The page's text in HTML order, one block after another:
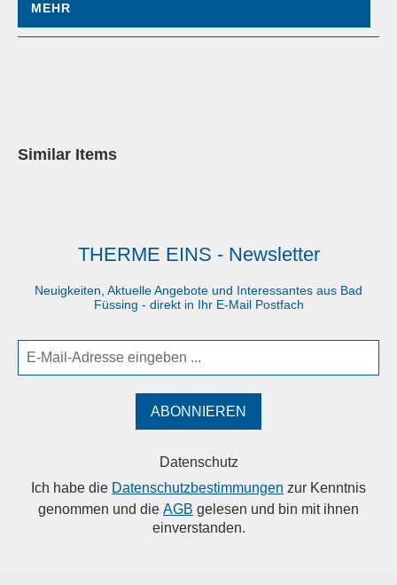
MEHR
Produktgalerie überspringen
Similar Items
THERME EINS - Newsletter
Neuigkeiten, Aktuelle Angebote und Interessantes aus Bad
Füssing - direkt in Ihr E-Mail Postfach
ABONNIEREN
Datenschutz
Ich habe die Datenschutzbestimmungen zur Kenntnis
genommen und die AGB gelesen und bin mit ihnen
einverstanden.